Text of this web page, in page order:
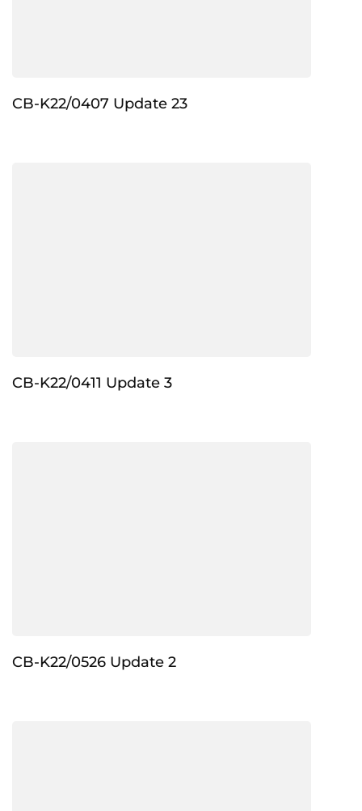
CB-K22/0407 Update 23
CB-K22/0411 Update 3
CB-K22/0526 Update 2